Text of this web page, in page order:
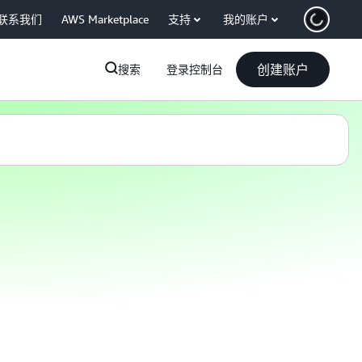
系我们 AWS Marketplace 支持 我的账户
搜索 登录控制台 创建账户